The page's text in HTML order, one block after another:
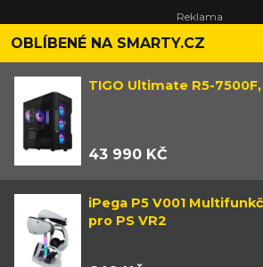
OBLÍBENÉ NA SMARTY.CZ
TIGO Ultimate R5-
43 990 KČ
iPega P5 V001
pro PS VR2